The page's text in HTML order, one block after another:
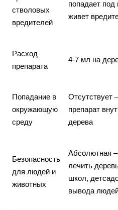
стволовых
вредителей
попадает под
живет
Расход
препарата
4-7 мл на
Попадание в
окружающую
среду
Отсутствует –
препарат
дерева
Безопасность
для людей и
животных
Абсолютная
лечить
школ,
вывода